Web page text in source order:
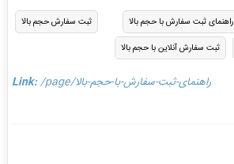
راهنمای ثبت سفارش با حجم بالا
ثبت سفارش حجم بالا
ثبت سفارش آنلاین با حجم بالا
Link: /page/راهنمای-ثبت-سفارش-با-حجم-بالا